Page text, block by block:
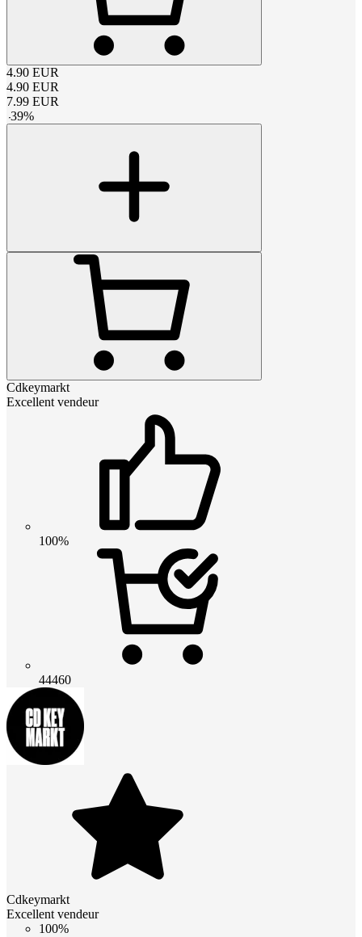
4.90 EUR
4.90 EUR
7.99 EUR
-39%
Cdkeymarkt
Excellent vendeur
100%
44460
Cdkeymarkt
Excellent vendeur
100%